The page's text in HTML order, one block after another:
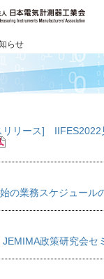
らせ
リリース] IIFES2022
の業務スケジュール
JEMIMA政策研究会セ